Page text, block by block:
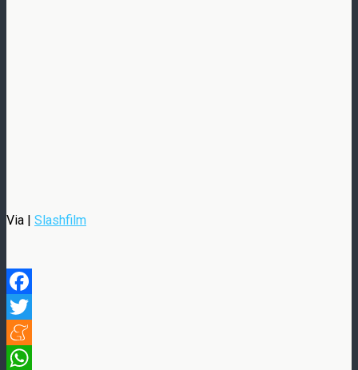
Via | Slashfilm
Facebook
Twitter
Meneame